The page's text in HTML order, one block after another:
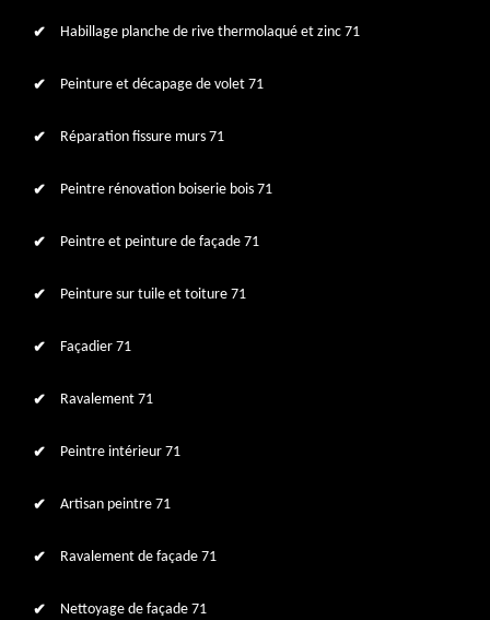
Habillage planche de rive thermolaqué et zinc 71
Peinture et décapage de volet 71
Réparation fissure murs 71
Peintre rénovation boiserie bois 71
Peintre et peinture de façade 71
Peinture sur tuile et toiture 71
Façadier 71
Ravalement 71
Peintre intérieur 71
Artisan peintre 71
Ravalement de façade 71
Nettoyage de façade 71